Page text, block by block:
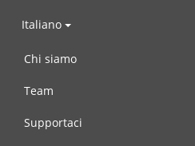
Italiano
Chi siamo
Team
Supportaci